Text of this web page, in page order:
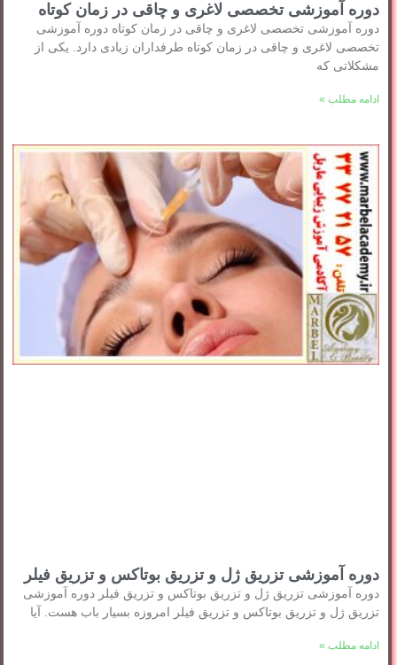
دوره آموزشی تخصصی لاغری و چاقی در زمان کوتاه
دوره آموزشی تخصصی لاغری و چاقی در زمان کوتاه دوره آموزشی
تخصصی لاغری و چاقی در زمان کوتاه طرفداران زیادی دارد. یکی از
مشکلاتی که
ادامه مطلب »
دوره آموزشی تزریق ژل و تزریق بوتاکس و تزریق فیلر
دوره آموزشی تزریق ژل و تزریق بوتاکس و تزریق فیلر دوره آموزشی
تزریق ژل و تزریق بوتاکس و تزریق فیلر امروزه بسیار باب هست. آیا
ادامه مطلب »